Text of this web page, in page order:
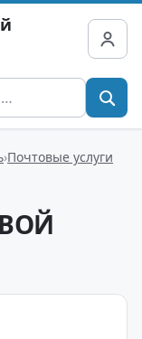
Почтовые услуги